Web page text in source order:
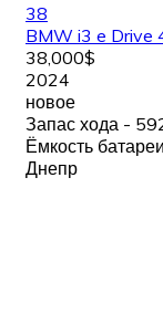
38
BMW i3 e Drive
38,000$
2024
новое
Запас хода -
Ёмкость
Днепр